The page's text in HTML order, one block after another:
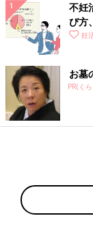
不妊
び方
妊
お墓
PR(く